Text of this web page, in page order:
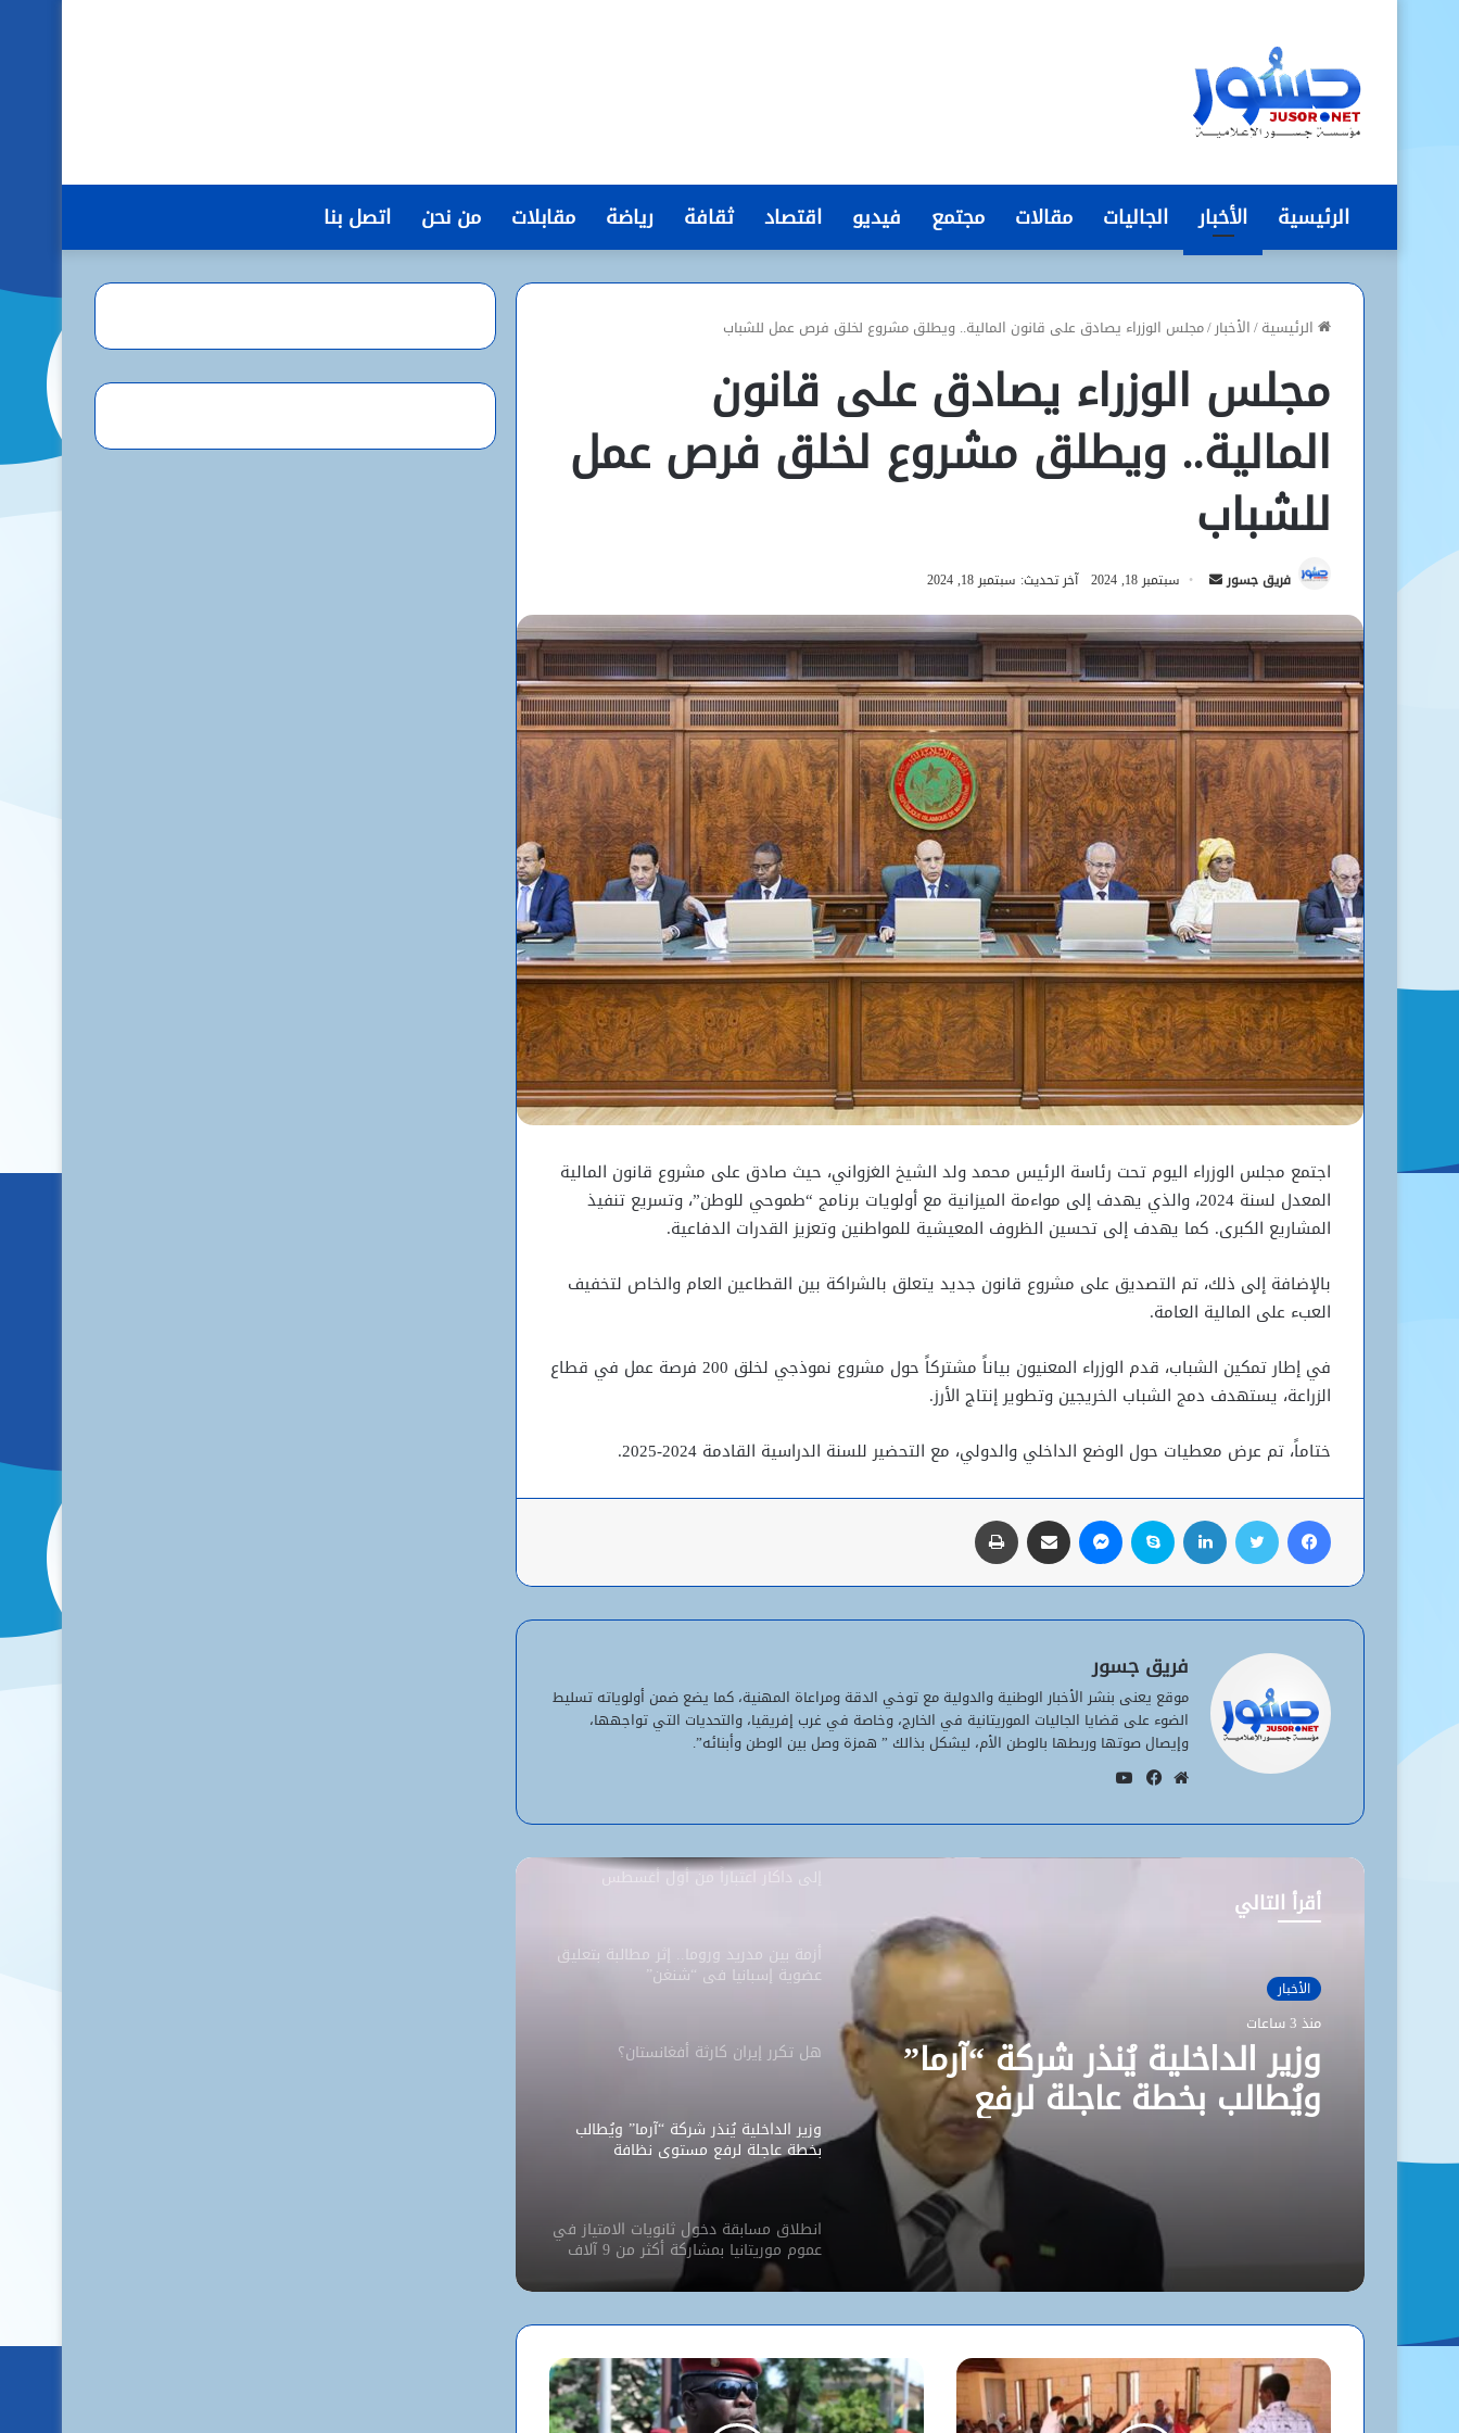
الرئيسية الأخبار الجاليات مقالات مجتمع فيديو اقتصاد ثقافة رياضة مقابلات من نحن اتصل بنا
الرئيسية/الأخبار/مجلس الوزراء يصادق على قانون المالية.. ويطلق مشروع لخلق فرص عمل للشباب
مجلس الوزراء يصادق على قانون
المالية.. ويطلق مشروع لخلق فرص عمل
للشباب
فريق جسور
أرسل
إلكترونيا
سبتمبر 18, 2024 آخر تحديث: سبتمبر 18, 2024
اجتمع مجلس الوزراء اليوم تحت رئاسة الرئيس محمد ولد الشيخ الغزواني، حيث صادق على مشروع قانون المالية
المعدل لسنة 2024، والذي يهدف إلى مواءمة الميزانية مع أولويات برنامج “طموحي للوطن”، وتسريع تنفيذ
المشاريع الكبرى. كما يهدف إلى تحسين الظروف المعيشية للمواطنين وتعزيز القدرات الدفاعية.
بالإضافة إلى ذلك، تم التصديق على مشروع قانون جديد يتعلق بالشراكة بين القطاعين العام والخاص لتخفيف
العبء على المالية العامة.
في إطار تمكين الشباب، قدم الوزراء المعنيون بياناً مشتركاً حول مشروع نموذجي لخلق 200 فرصة عمل في قطاع
الزراعة، يستهدف دمج الشباب الخريجين وتطوير إنتاج الأرز.
ختاماً، تم عرض معطيات حول الوضع الداخلي والدولي، مع التحضير للسنة الدراسية القادمة 2024-2025.
فيسبوك تويتر لينكدإن سكايب ماسنجر مشاركة عبر البريد
فريق جسور
موقع يعنى بنشر الأخبار الوطنية والدولية مع توخي الدقة ومراعاة المهنية، كما يضع ضمن أولوياته تسليط
الضوء على قضايا الجاليات الموريتانية في الخارج، وخاصة في غرب إفريقيا، والتحديات التي تواجهها،
وإيصال صوتها وربطها بالوطن الأم، ليشكل بذالك ” همزة وصل بين الوطن وأبنائه”.
الويب
أقرأ التالي
الأخبار
منذ 3 ساعات
وزير الداخلية يُنذر شركة “آرما”
ويُطالب بخطة عاجلة لرفع
مستوى نظافة نواكشوط
الحوض الشرقي وكوركول (الجمعة)
سنوات الماضية أرست أسساً لاقتصاد أكثر
استقلالية وسيادة
“بنكيلي” يتصدر خدمات الدفع الإلكتروني
السفارة الأمريكية تحيل طلبات التأشيرة
إلى داكار اعتباراً من أول أغسطس
أزمة بين مدريد وروما.. إثر مطالبة بتعليق
عضوية إسبانيا في “شنغن”
هل تكرر إيران كارثة أفغانستان؟
وزير الداخلية يُنذر شركة “آرما” ويُطالب
بخطة عاجلة لرفع مستوى نظافة
نواكشوط
انطلاق مسابقة دخول ثانويات الامتياز في
عموم موريتانيا بمشاركة أكثر من 9 آلاف
مترشح
كيف استخدم الاحتلال سلاح الإبعاد للتفرد
البيت الأبيض يفتح أخطر ملفات كورونا..